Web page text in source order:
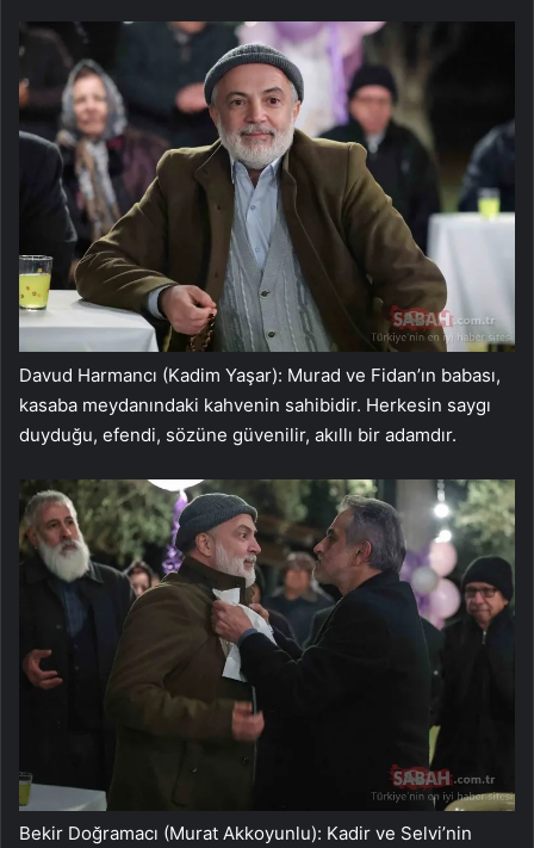
Davud Harmancı (Kadim Yaşar): Murad ve Fidan’ın babası,
kasaba meydanındaki kahvenin sahibidir. Herkesin saygı
duyduğu, efendi, sözüne güvenilir, akıllı bir adamdır.
Bekir Doğramacı (Murat Akkoyunlu): Kadir ve Selvi’nin